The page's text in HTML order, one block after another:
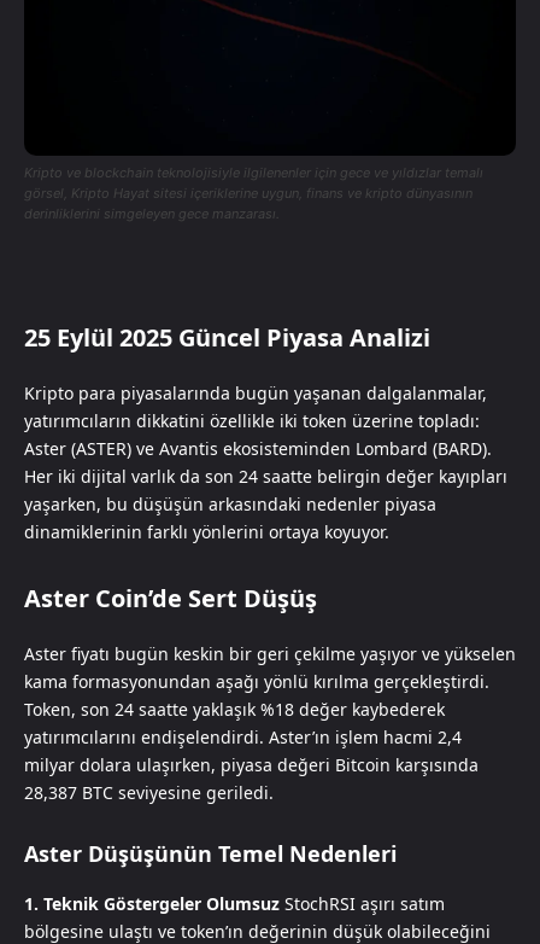
Kripto ve blockchain teknolojisiyle ilgilenenler için gece ve yıldızlar temalı
görsel, Kripto Hayat sitesi içeriklerine uygun, finans ve kripto dünyasının
derinliklerini simgeleyen gece manzarası.
25 Eylül 2025 Güncel Piyasa Analizi
Kripto para piyasalarında bugün yaşanan dalgalanmalar,
yatırımcıların dikkatini özellikle iki token üzerine topladı:
Aster (ASTER) ve Avantis ekosisteminden Lombard (BARD).
Her iki dijital varlık da son 24 saatte belirgin değer kayıpları
yaşarken, bu düşüşün arkasındaki nedenler piyasa
dinamiklerinin farklı yönlerini ortaya koyuyor.
Aster Coin’de Sert Düşüş
Aster fiyatı bugün keskin bir geri çekilme yaşıyor ve yükselen
kama formasyonundan aşağı yönlü kırılma gerçekleştirdi.
Token, son 24 saatte yaklaşık %18 değer kaybederek
yatırımcılarını endişelendirdi. Aster’ın işlem hacmi 2,4
milyar dolara ulaşırken, piyasa değeri Bitcoin karşısında
28,387 BTC seviyesine geriledi.
Aster Düşüşünün Temel Nedenleri
1. Teknik Göstergeler Olumsuz StochRSI aşırı satım
bölgesine ulaştı ve token’ın değerinin düşük olabileceğini